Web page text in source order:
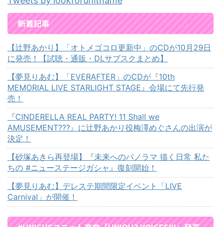
新着記事
【辻野あかり】「オトメゴコロ更新中」のCDが10月29日
に発売！【試聴・通販・DLサブスクまとめ】
【夢見りあむ】「EVERAFTER」のCDが『10th
MEMORIAL LIVE STARLIGHT STAGE』会場にて先行発
売！
『CINDERELLA REAL PARTY! 11 Shall we
AMUSEMENT???』に辻野あかり役梅澤めぐさんの出演が
決定！
【砂塚あきら再登場】『未来へのパノラマ 描く日常 私た
ちの #ニューステージガシャ』復刻開始！
【夢見りあむ】デレステ期間限定イベント「LIVE
Carnival」が開催！